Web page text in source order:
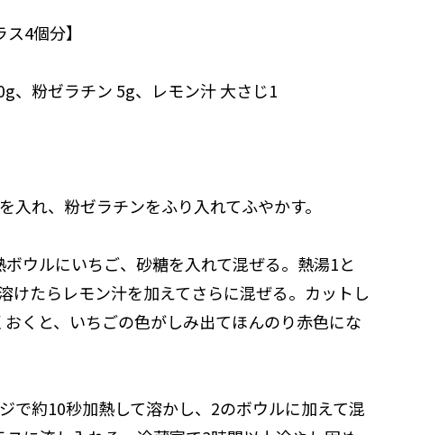
4個分】
、粉ゼラチン 5g、レモン汁 大さじ1
入れ、粉ゼラチンをふり入れてふやかす。
ウルにいちご、砂糖を入れて混ぜる。熱湯1と
けたらレモン汁を加えてさらに混ぜる。カットし
くと、いちごの色がしみ出てほんのり赤色にな
で約10秒加熱して溶かし、2のボウルに加えて混